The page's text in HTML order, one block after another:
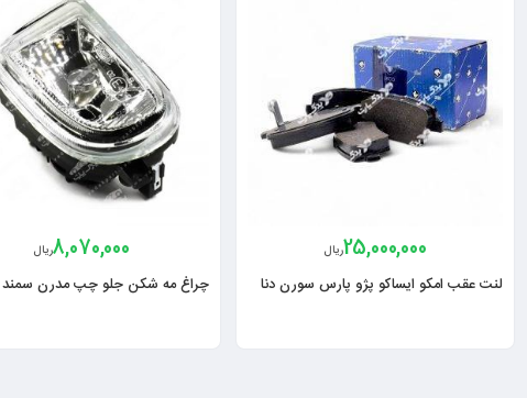
25,000,000ریال
لنت عقب امکو ایساکو پژو پارس سورن دنا
8,070,000ریال
چراغ مه شکن جلو چپ مدرن سمند